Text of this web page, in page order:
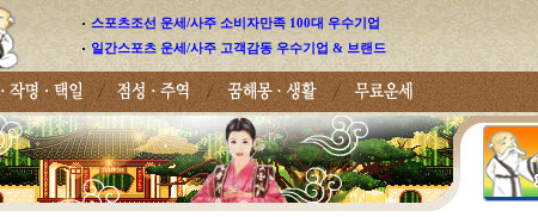
스포츠조선 운세/사주 소비자만족 100대 우수기업
일간스포츠 운세/사주 고객감동 우수기업 & 브랜드